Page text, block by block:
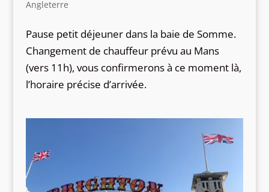
Angleterre
Pause petit déjeuner dans la baie de Somme.
Changement de chauffeur prévu au Mans
(vers 11h), vous confirmerons à ce moment là,
l’horaire précise d’arrivée.